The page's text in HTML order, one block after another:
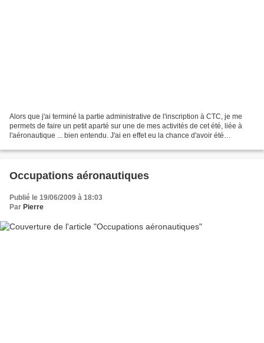
Alors que j'ai terminé la partie administrative de l'inscription à CTC, je me
permets de faire un petit aparté sur une de mes activités de cet été, liée à
l'aéronautique ... bien entendu. J'ai en effet eu la chance d'avoir été
Occupations aéronautiques
Publié le 19/06/2009 à 18:03
Par Pierre